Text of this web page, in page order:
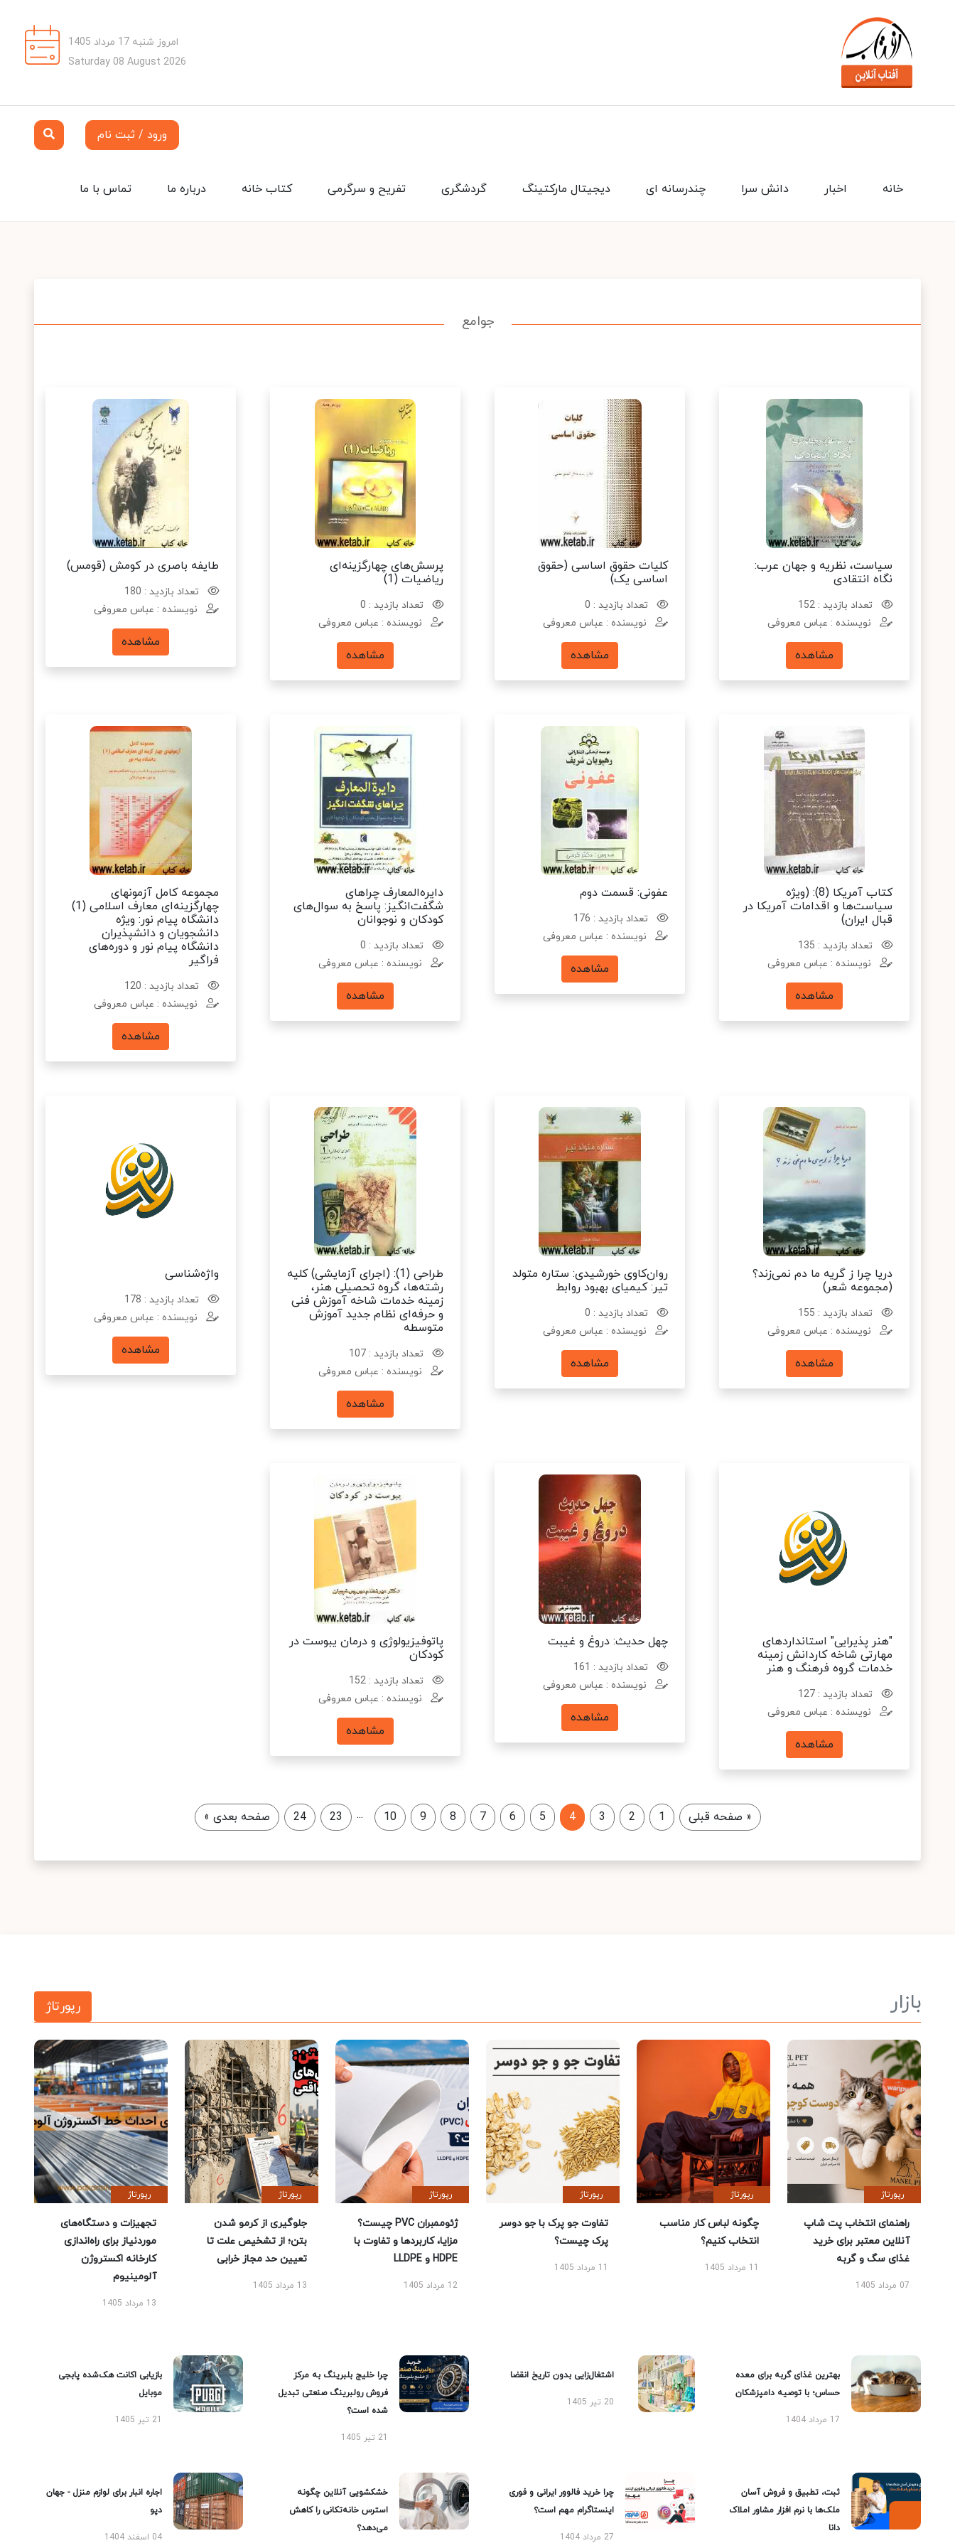
امروز شنبه 17 مرداد 1405
Saturday 08 August 2026
ورود / ثبت نام
تماس با ما درباره ما کتاب خانه تفریح و سرگرمی گردشگری دیجیتال مارکتینگ چندرسانه ای دانش سرا اخبار خانه
جوامع
سیاست، نظریه و جهان عرب:
نگاه انتقادی
تعداد بازدید : 152
نویسنده : عباس معروفی
مشاهده
کلیات حقوق اساسی (حقوق
اساسی یک)
تعداد بازدید : 0
نویسنده : عباس معروفی
مشاهده
پرسش‌های چهارگزینه‌ای
ریاضیات (1)
تعداد بازدید : 0
نویسنده : عباس معروفی
مشاهده
طایفه باصری در کومش (قومس)
تعداد بازدید : 180
نویسنده : عباس معروفی
مشاهده
کتاب آمریکا (8): (ویژه
سیاست‌ها و اقدامات آمریکا در
قبال ایران)
تعداد بازدید : 135
نویسنده : عباس معروفی
مشاهده
عفونی: قسمت دوم
تعداد بازدید : 176
نویسنده : عباس معروفی
مشاهده
دایره‌المعارف چراهای
شگفت‌انگیز: پاسخ به سوال‌های
کودکان و نوجوانان
تعداد بازدید : 0
نویسنده : عباس معروفی
مشاهده
مجموعه کامل آزمونهای
چهارگزینه‌ای معارف اسلامی (1)
دانشگاه پیام نور: ویژه
دانشجویان و دانشپذیران
دانشگاه پیام نور و دوره‌های
فراگیر
تعداد بازدید : 120
نویسنده : عباس معروفی
مشاهده
دریا چرا ز گریه ما دم نمی‌زند؟
(مجموعه شعر)
تعداد بازدید : 155
نویسنده : عباس معروفی
مشاهده
روان‌کاوی خورشیدی: ستاره متولد
تیر: کیمیای بهبود روابط
تعداد بازدید : 0
نویسنده : عباس معروفی
مشاهده
طراحی (1): (اجرای آزمایشی) کلیه
رشته‌ها، گروه تحصیلی هنر،
زمینه خدمات شاخه آموزش فنی
و حرفه‌ای نظام جدید آموزش
متوسطه
تعداد بازدید : 107
نویسنده : عباس معروفی
مشاهده
واژه‌شناسی
تعداد بازدید : 178
نویسنده : عباس معروفی
مشاهده
"هنر پذیرایی" استانداردهای
مهارتی شاخه کاردانش زمینه
خدمات گروه فرهنگ و هنر
تعداد بازدید : 127
نویسنده : عباس معروفی
مشاهده
چهل حدیث: دروغ و غیبت
تعداد بازدید : 161
نویسنده : عباس معروفی
مشاهده
پاتوفیزیولوژی و درمان یبوست در
کودکان
تعداد بازدید : 152
نویسنده : عباس معروفی
مشاهده
« صفحه قبلی 1
2
3
4
5
6
7
8
9
10
...
23
24 صفحه بعدی »
بازار رپورتاژ
رپورتاژ
راهنمای انتخاب پت شاپ
آنلاین معتبر برای خرید
غذای سگ و گربه
07 مرداد 1405
رپورتاژ
چگونه لباس کار مناسب
انتخاب کنیم؟
11 مرداد 1405
رپورتاژ
تفاوت جو پرک با جو دوسر
پرک چیست؟
11 مرداد 1405
رپورتاژ
ژئوممبران PVC چیست؟
مزایا، کاربردها و تفاوت با
HDPE و LLDPE
12 مرداد 1405
رپورتاژ
جلوگیری از کرمو شدن
بتن؛ از تشخیص علت تا
تعیین حد مجاز خرابی
13 مرداد 1405
رپورتاژ
تجهیزات و دستگاه‌های
موردنیاز برای راه‌اندازی
کارخانه اکستروژن
آلومینیوم
13 مرداد 1405
بهترین غذای گربه برای معده
حساس؛ با توصیه دامپزشکان
17 مرداد 1404
اشتغال‌زایی بدون تاریخ انقضا
20 تیر 1405
چرا خلیج بلبرینگ به مرکز
فروش رولبرینگ صنعتی تبدیل
شده است؟
21 تیر 1405
بازیابی اکانت هک‌شده پابجی
موبایل
21 تیر 1405
ثبت، تطبیق و فروش آسان
ملک‌ها با نرم افزار مشاور املاک
دانا
چرا خرید فالوور ایرانی و فوری
اینستاگرام مهم است؟
27 مرداد 1404
خشکشویی آنلاین چگونه
استرس خانه‌تکانی را کاهش
می‌دهد؟
اجاره انبار برای لوازم منزل - جهان
دپو
04 اسفند 1404